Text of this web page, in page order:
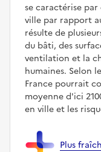
se caractérise par
ville par rapport
résulte de
du bâti, des
ventilation et la
humaines. Selon
France pourrait
moyenne d'ici
en ville et les
Plus